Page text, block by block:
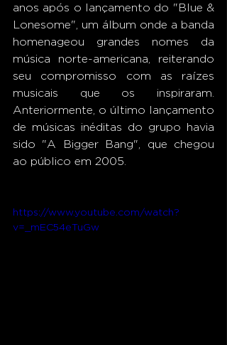
anos após o lançamento do "Blue &
Lonesome", um álbum onde a banda
homenageou grandes nomes da
música norte-americana, reiterando
seu compromisso com as raízes
musicais que os inspiraram.
Anteriormente, o último lançamento
de músicas inéditas do grupo havia
sido "A Bigger Bang", que chegou
ao público em 2005.
https://www.youtube.com/watch?
v=_mEC54eTuGw